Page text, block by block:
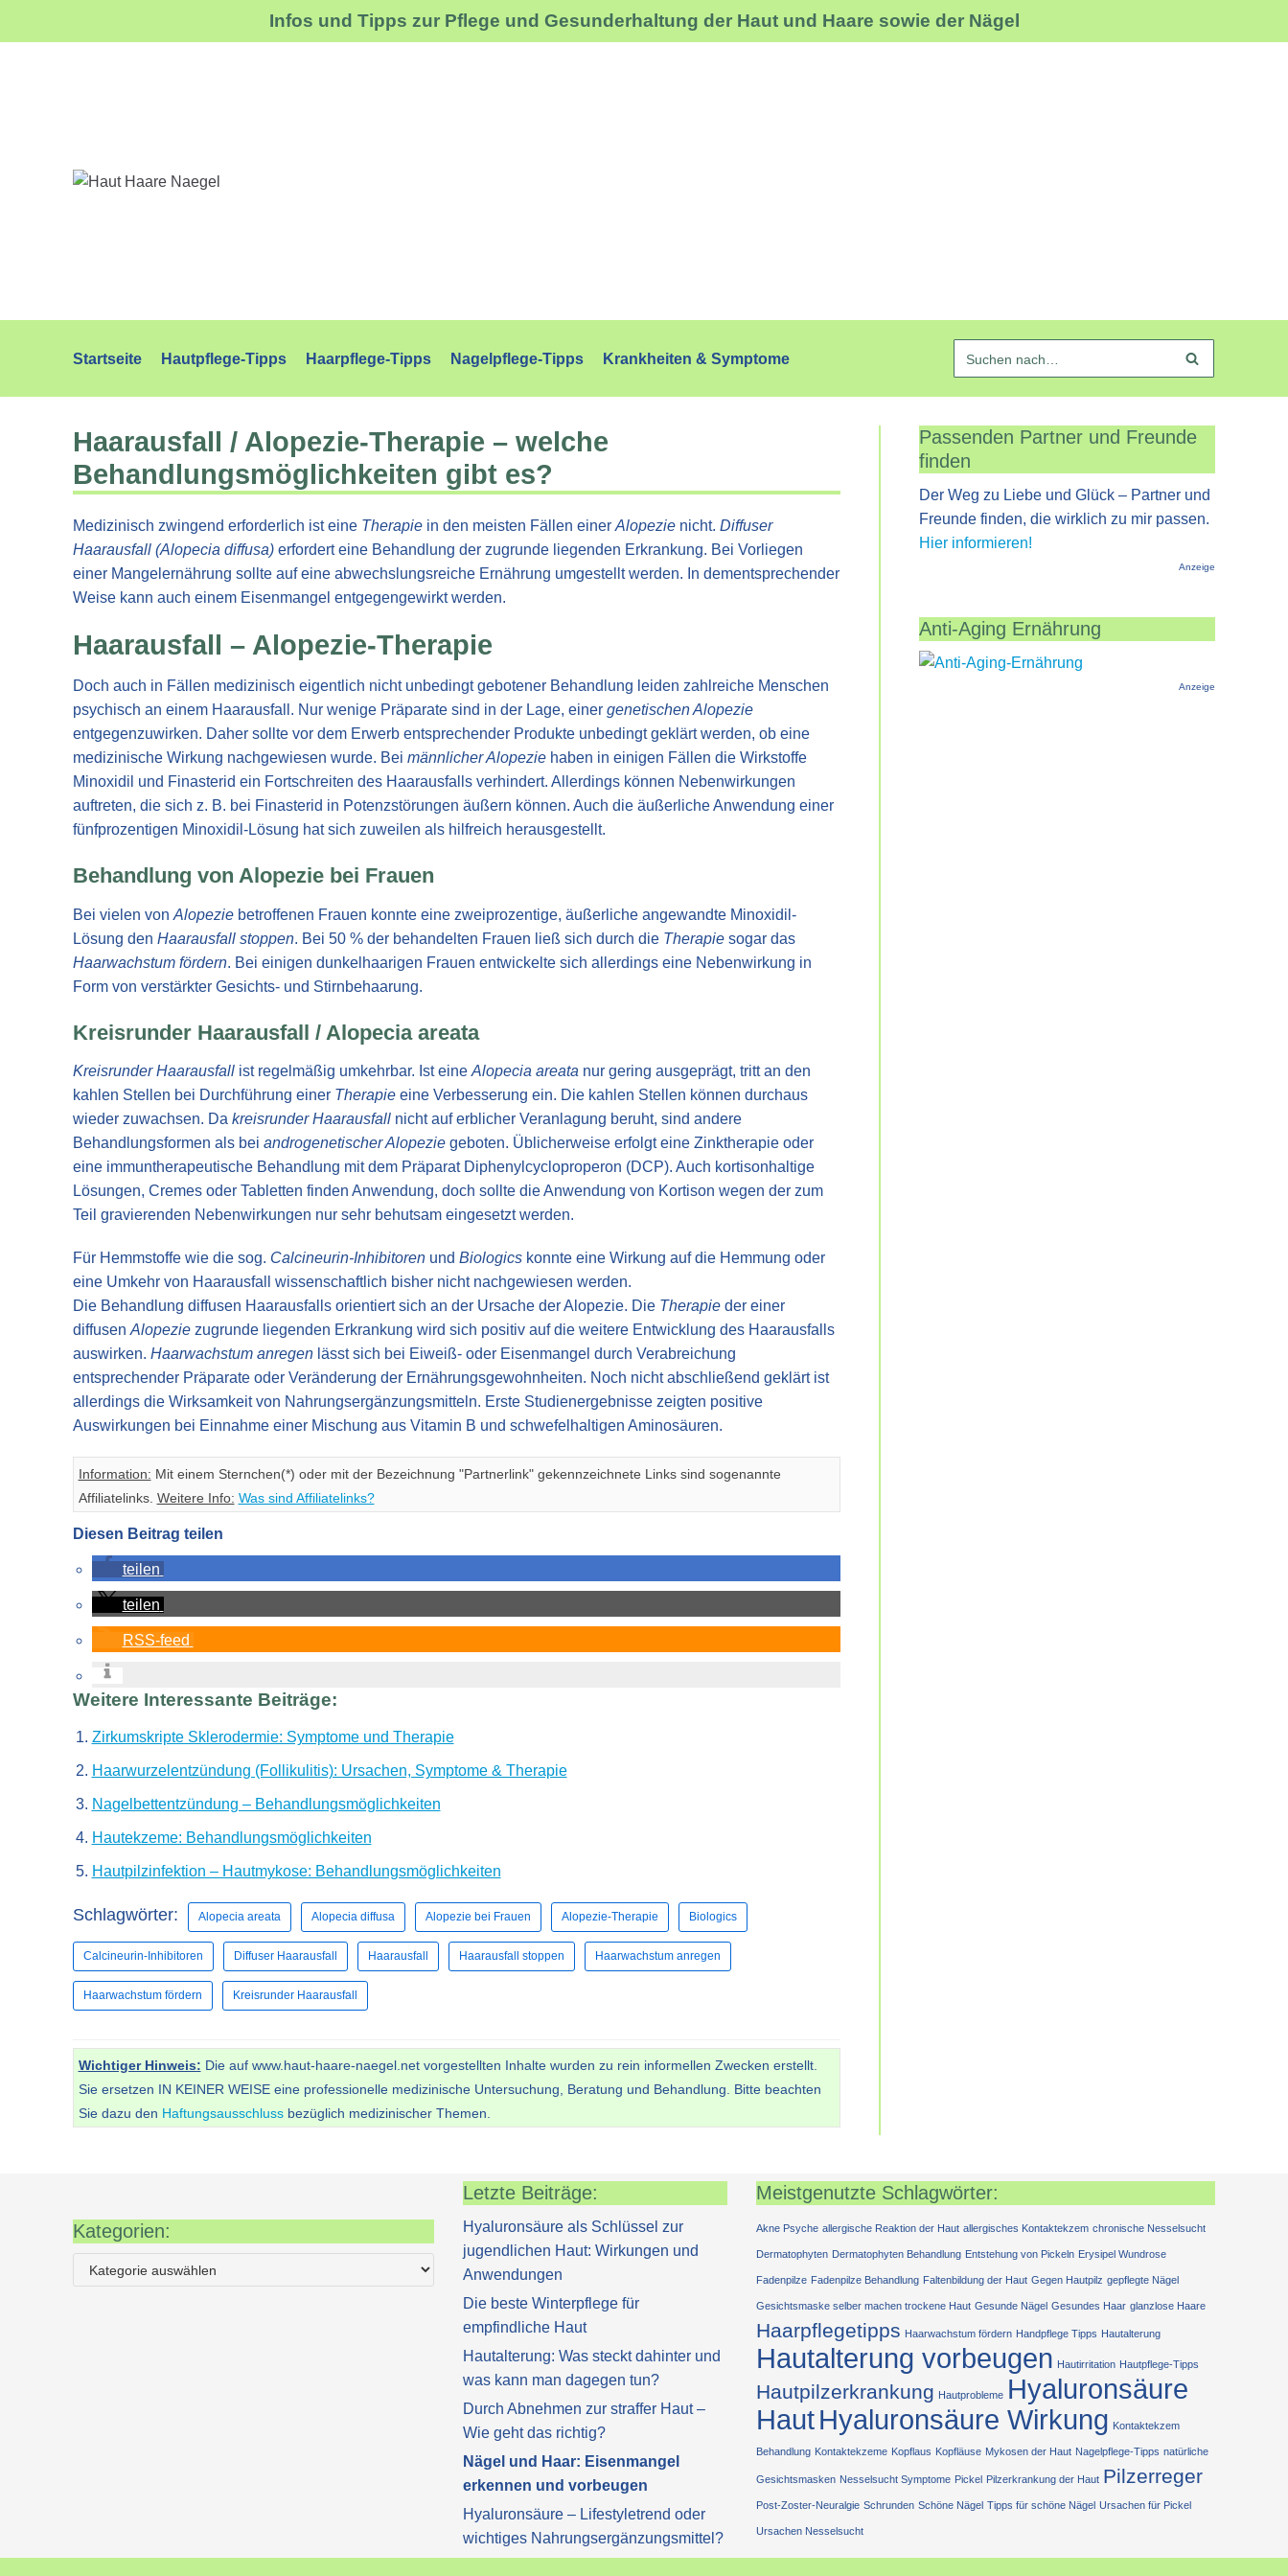
Infos und Tipps zur Pflege und Gesunderhaltung der Haut und Haare sowie der Nägel
Startseite Hautpflege-Tipps Haarpflege-Tipps Nagelpflege-Tipps Krankheiten & Symptome
Haarausfall / Alopezie-Therapie – welche
Behandlungsmöglichkeiten gibt es?
Medizinisch zwingend erforderlich ist eineTherapiein den meisten Fällen einer Alopezienicht. Diffuser
Haarausfall (Alopecia diffusa)erfordert eine Behandlung der zugrunde liegenden Erkrankung. Bei Vorliegen
einer Mangelernährung sollte auf eine abwechslungsreiche Ernährung umgestellt werden. In dementsprechender
Weise kann auch einem Eisenmangel entgegengewirkt werden.
Haarausfall – Alopezie-Therapie
Doch auch in Fällen medizinisch eigentlich nicht unbedingt gebotener Behandlung leiden zahlreiche Menschen
psychisch an einem Haarausfall. Nur wenige Präparate sind in der Lage, einer genetischen Alopezie
entgegenzuwirken. Daher sollte vor dem Erwerb entsprechender Produkte unbedingt geklärt werden, ob eine
medizinische Wirkung nachgewiesen wurde. Bei männlicher Alopeziehaben in einigen Fällen die Wirkstoffe
Minoxidil und Finasterid ein Fortschreiten des Haarausfalls verhindert. Allerdings können Nebenwirkungen
auftreten, die sich z. B. bei Finasterid in Potenzstörungen äußern können. Auch die äußerliche Anwendung einer
fünfprozentigen Minoxidil-Lösung hat sich zuweilen als hilfreich herausgestellt.
Behandlung von Alopezie bei Frauen
Bei vielen von Alopeziebetroffenen Frauen konnte eine zweiprozentige, äußerliche angewandte Minoxidil-
Lösung den Haarausfall stoppen. Bei 50 % der behandelten Frauen ließ sich durch die Therapiesogar das
Haarwachstum fördern. Bei einigen dunkelhaarigen Frauen entwickelte sich allerdings eine Nebenwirkung in
Form von verstärkter Gesichts- und Stirnbehaarung.
Kreisrunder Haarausfall / Alopecia areata
Kreisrunder Haarausfallist regelmäßig umkehrbar. Ist eine Alopecia areata nur gering ausgeprägt, tritt an den
kahlen Stellen bei Durchführung einer Therapieeine Verbesserung ein. Die kahlen Stellen können durchaus
wieder zuwachsen. Da kreisrunder Haarausfallnicht auf erblicher Veranlagung beruht, sind andere
Behandlungsformen als bei androgenetischer Alopeziegeboten. Üblicherweise erfolgt eine Zinktherapie oder
eine immuntherapeutische Behandlung mit dem Präparat Diphenylcycloproperon (DCP). Auch kortisonhaltige
Lösungen, Cremes oder Tabletten finden Anwendung, doch sollte die Anwendung von Kortison wegen der zum
Teil gravierenden Nebenwirkungen nur sehr behutsam eingesetzt werden.
Für Hemmstoffe wie die sog. Calcineurin-Inhibitorenund Biologicskonnte eine Wirkung auf die Hemmung oder
eine Umkehr von Haarausfall wissenschaftlich bisher nicht nachgewiesen werden.
Die Behandlung diffusen Haarausfalls orientiert sich an der Ursache der Alopezie. Die Therapieder einer
diffusen Alopeziezugrunde liegenden Erkrankung wird sich positiv auf die weitere Entwicklung des Haarausfalls
auswirken. Haarwachstum anregenlässt sich bei Eiweiß- oder Eisenmangel durch Verabreichung
entsprechender Präparate oder Veränderung der Ernährungsgewohnheiten. Noch nicht abschließend geklärt ist
allerdings die Wirksamkeit von Nahrungsergänzungsmitteln. Erste Studienergebnisse zeigten positive
Auswirkungen bei Einnahme einer Mischung aus Vitamin B und schwefelhaltigen Aminosäuren.
Information: Mit einem Sternchen(*) oder mit der Bezeichnung "Partnerlink" gekennzeichnete Links sind sogenannte
Affiliatelinks. Weitere Info: Was sind Affiliatelinks?
Diesen Beitrag teilen
teilen
teilen
RSS-feed
Weitere Interessante Beiträge:
Zirkumskripte Sklerodermie: Symptome und Therapie
Haarwurzelentzündung (Follikulitis): Ursachen, Symptome & Therapie
Nagelbettentzündung – Behandlungsmöglichkeiten
Hautekzeme: Behandlungsmöglichkeiten
Hautpilzinfektion – Hautmykose: Behandlungsmöglichkeiten
Schlagwörter: Alopecia areata Alopecia diffusa Alopezie bei Frauen Alopezie-Therapie Biologics
Calcineurin-Inhibitoren Diffuser Haarausfall Haarausfall Haarausfall stoppen Haarwachstum anregen
Haarwachstum fördern Kreisrunder Haarausfall
Wichtiger Hinweis: Die auf www.haut-haare-naegel.net vorgestellten Inhalte wurden zu rein informellen Zwecken erstellt.
Sie ersetzen IN KEINER WEISE eine professionelle medizinische Untersuchung, Beratung und Behandlung. Bitte beachten
Sie dazu den Haftungsausschlussbezüglich medizinischer Themen.
Passenden Partner und Freunde
finden
Der Weg zu Liebe und Glück – Partner und
Freunde finden, die wirklich zu mir passen.
Hier informieren!
Anzeige
Anti-Aging Ernährung
Anzeige
Kategorien:
Letzte Beiträge:
Hyaluronsäure als Schlüssel zur
jugendlichen Haut: Wirkungen und
Anwendungen
Die beste Winterpflege für
empfindliche Haut
Hautalterung: Was steckt dahinter und
was kann man dagegen tun?
Durch Abnehmen zur straffer Haut –
Wie geht das richtig?
Nägel und Haar: Eisenmangel
erkennen und vorbeugen
Hyaluronsäure – Lifestyletrend oder
wichtiges Nahrungsergänzungsmittel?
Meistgenutzte Schlagwörter:
Akne Psyche allergische Reaktion der Haut allergisches Kontaktekzem chronische Nesselsucht
Dermatophyten Dermatophyten Behandlung Entstehung von Pickeln Erysipel Wundrose
Fadenpilze Fadenpilze Behandlung Faltenbildung der Haut Gegen Hautpilz gepflegte Nägel
Gesichtsmaske selber machen trockene Haut Gesunde Nägel Gesundes Haar glanzlose Haare
Haarpflegetipps Haarwachstum fördern Handpflege Tipps Hautalterung
Hautalterung vorbeugen Hautirritation Hautpflege-Tipps
Hautpilzerkrankung Hautprobleme Hyaluronsäure
HautHyaluronsäure Wirkung Kontaktekzem
Behandlung Kontaktekzeme Kopflaus Kopfläuse Mykosen der Haut Nagelpflege-Tipps natürliche
Gesichtsmasken Nesselsucht Symptome Pickel Pilzerkrankung der Haut Pilzerreger
Post-Zoster-Neuralgie Schrunden Schöne Nägel Tipps für schöne Nägel Ursachen für Pickel
Ursachen Nesselsucht